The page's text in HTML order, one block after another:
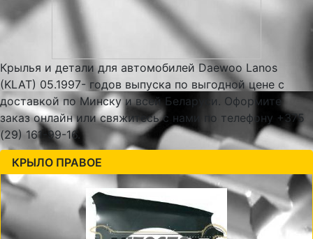
Крылья и детали для автомобилей Daewoo Lanos
(KLAT) 05.1997- годов выпуска по выгодной цене с
доставкой по Минску и всей Беларуси. Оформите
заказ онлайн или свяжитесь с нами по телефону +375
(29) 161-99-16.
КРЫЛО ПРАВОЕ